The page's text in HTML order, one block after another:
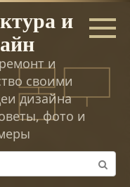
и
и
своими
дизайна
фото и